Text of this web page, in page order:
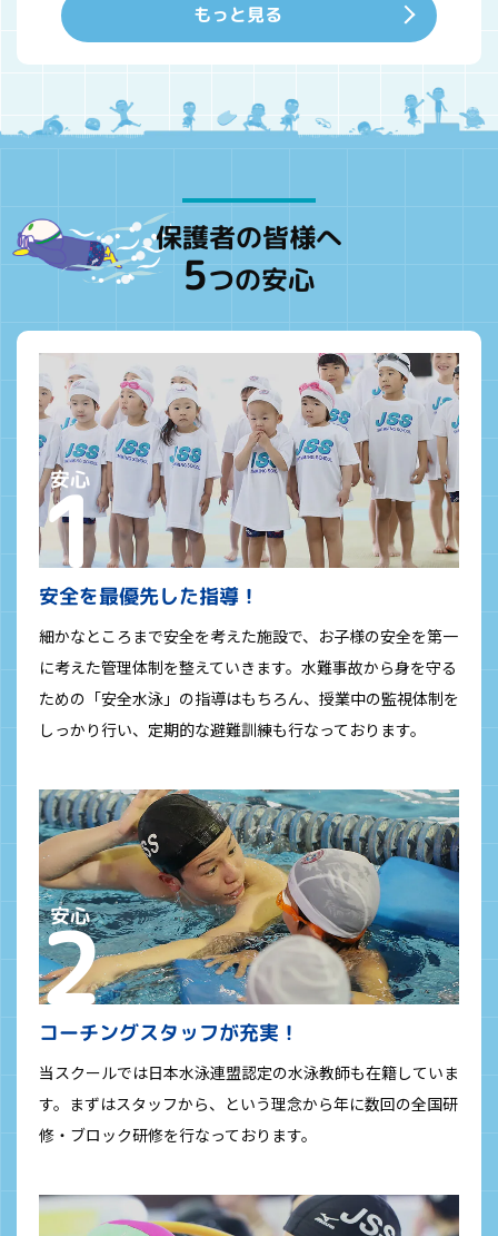
もっと見る
保護者の皆様へ
5つの安心
安全を最優先した指導！
細かなところまで安全を考えた施設で、お子様の安全を第一
に考えた管理体制を整えていきます。水難事故から身を守る
ための「安全水泳」の指導はもちろん、授業中の監視体制を
しっかり行い、定期的な避難訓練も行なっております。
コーチングスタッフが充実！
当スクールでは日本水泳連盟認定の水泳教師も在籍していま
す。まずはスタッフから、という理念から年に数回の全国研
修・ブロック研修を行なっております。